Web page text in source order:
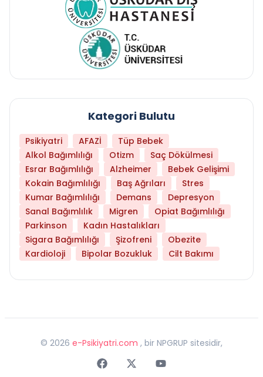
Kategori Bulutu
Psikiyatri AFAZİ
Tüp Bebek
Alkol Bağımlılığı
Otizm
Saç Dökülmesi
Esrar Bağımlılığı
Alzheimer
Bebek Gelişimi
Kokain Bağımlılığı
Baş Ağrıları
Stres
Kumar Bağımlılığı
Demans
Depresyon
Sanal Bağımlılık
Migren
Opiat Bağımlılığı
Parkinson
Kadın Hastalıkları
Sigara Bağımlılığı
Şizofreni
Obezite
Kardioloji
Bipolar Bozukluk Cilt Bakımı
© 2026 e-Psikiyatri.com , bir NPGRUP sitesidir,